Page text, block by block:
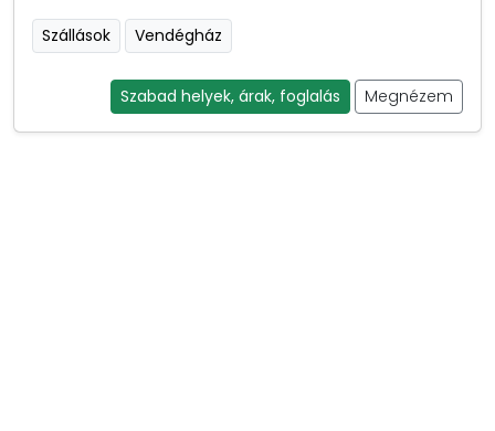
Szállások Vendégház
Szabad helyek, árak, foglalás Megnézem